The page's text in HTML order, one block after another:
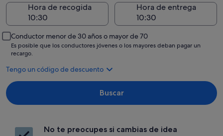
Hora de recogida
Hora de entrega
Conductor menor de 30 años o mayor de 70
Es posible que los conductores jóvenes o los mayores deban pagar un
recargo.
Tengo un código de descuento
Buscar
No te preocupes si cambias de idea